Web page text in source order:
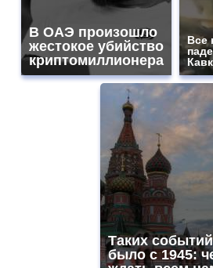
В ОАЭ произошло
жестокое убийство
криптомиллионера
Все
Таких
было с 1945: